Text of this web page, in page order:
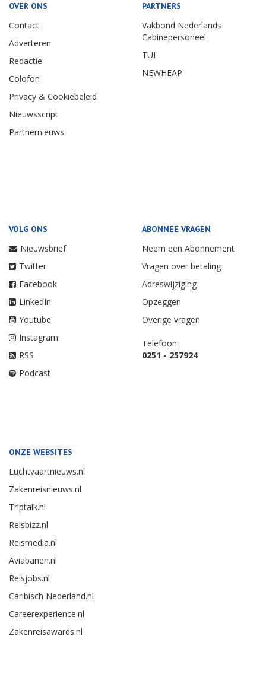
OVER ONS
Contact
Adverteren
Redactie
Colofon
Privacy & Cookiebeleid
Nieuwsscript
Partnernieuws
PARTNERS
Vakbond Nederlands
Cabinepersoneel
TUI
NEWHEAP
VOLG ONS
Nieuwsbrief
Twitter
Facebook
LinkedIn
Youtube
Instagram
RSS
Podcast
ABONNEE VRAGEN
Neem een Abonnement
Vragen over betaling
Adreswijziging
Opzeggen
Overige vragen
Telefoon:
0251 - 257924
ONZE WEBSITES
Luchtvaartnieuws.nl
Zakenreisnieuws.nl
Triptalk.nl
Reisbizz.nl
Reismedia.nl
Aviabanen.nl
Reisjobs.nl
Caribisch Nederland.nl
Careerexperience.nl
Zakenreisawards.nl